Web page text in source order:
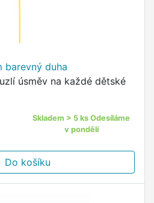
barevný duha
úsměv na každé dětské
Skladem > 5 ks Odesíláme
v pondělí
košíku